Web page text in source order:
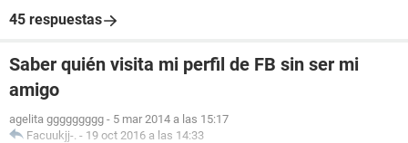
45 respuestas
Saber quién visita mi perfil de FB sin ser mi
amigo
agelita ggggggggg - 5 mar 2014 a las 15:17
Facuukjj-. - 19 oct 2016 a las 14:33